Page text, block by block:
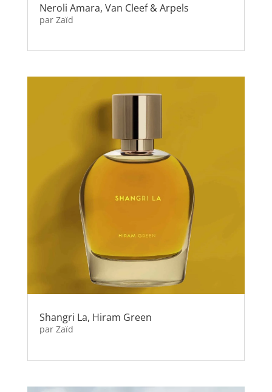
Neroli Amara, Van Cleef & Arpels
par Zaïd
Shangri La, Hiram Green
par Zaïd